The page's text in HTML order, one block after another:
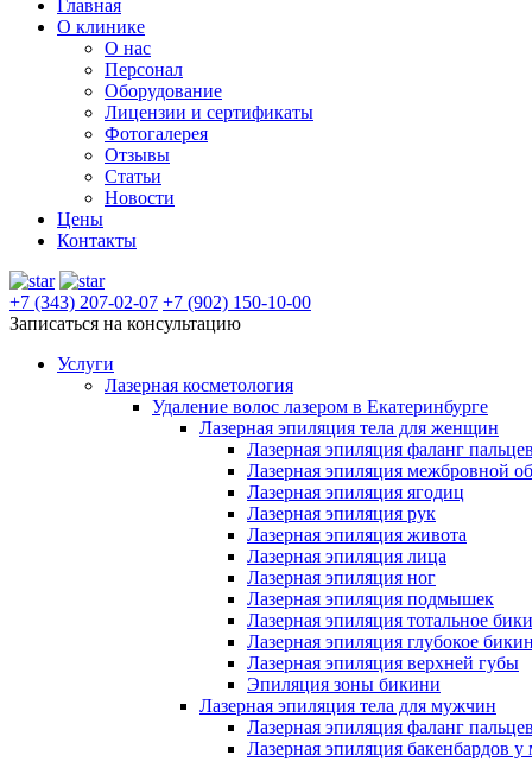
Главная
О клинике
О нас
Персонал
Оборудование
Лицензии и сертификаты
Фотогалерея
Отзывы
Статьи
Новости
Цены
Контакты
+7 (343) 207-02-07 +7 (902) 150-10-00
Записаться на консультацию
Услуги
Лазерная косметология
Удаление волос лазером в Екатеринбурге
Лазерная эпиляция тела для женщин
Лазерная эпиляция фаланг пальцев
Лазерная эпиляция межбровной
Лазерная эпиляция ягодиц
Лазерная эпиляция рук
Лазерная эпиляция живота
Лазерная эпиляция лица
Лазерная эпиляция ног
Лазерная эпиляция подмышек
Лазерная эпиляция тотальное
Лазерная эпиляция глубокое
Лазерная эпиляция верхней губы
Эпиляция зоны бикини
Лазерная эпиляция тела для мужчин
Лазерная эпиляция фаланг
Лазерная эпиляция бакенбардов